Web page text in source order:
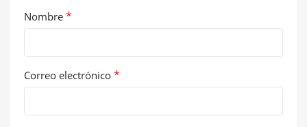
Nombre *
Correo electrónico *